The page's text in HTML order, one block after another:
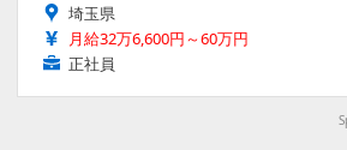
埼玉県
月給32万6,600円～60万円
正社員